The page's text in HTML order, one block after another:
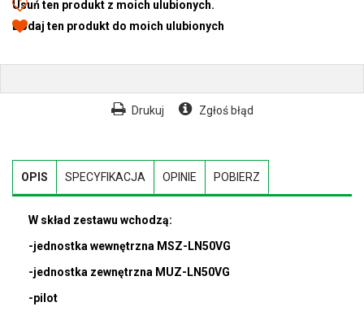
Usuń ten produkt z moich ulubionych.
Dodaj ten produkt do moich ulubionych
Drukuj Zgłoś błąd
OPIS SPECYFIKACJA OPINIE POBIERZ
W skład zestawu wchodzą:
-jednostka wewnętrzna MSZ-LN50VG
-jednostka zewnętrzna MUZ-LN50VG
-pilot